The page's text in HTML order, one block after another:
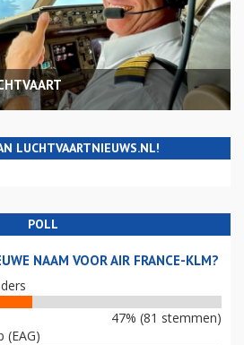
LUCHTVAARTNIEUWS.NL!
POLL
NAAM VOOR AIR FRANCE-KLM?
47% (81 stemmen)
(EAG)